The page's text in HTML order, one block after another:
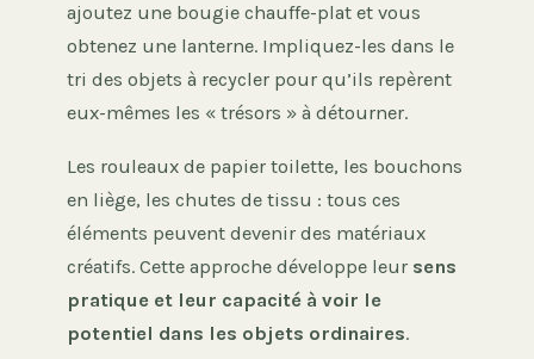
ajoutez une bougie chauffe-plat et vous
obtenez une lanterne. Impliquez-les dans le
tri des objets à recycler pour qu’ils repèrent
eux-mêmes les « trésors » à détourner.
Les rouleaux de papier toilette, les bouchons
en liège, les chutes de tissu : tous ces
éléments peuvent devenir des matériaux
créatifs. Cette approche développe leur sens
pratique et leur capacité à voir le
potentiel dans les objets ordinaires.